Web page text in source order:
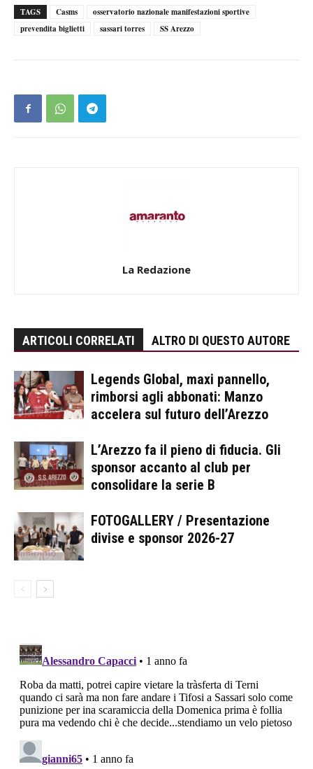
TAGS Casms
osservatorio nazionale manifestazioni sportive
prevendita biglietti
sassari torres SS Arezzo
La Redazione
ARTICOLI CORRELATI ALTRO DI QUESTO AUTORE
Legends Global, maxi pannello,
rimborsi agli abbonati: Manzo
accelera sul futuro dell’Arezzo
L’Arezzo fa il pieno di fiducia. Gli
sponsor accanto al club per
consolidare la serie B
FOTOGALLERY / Presentazione
divise e sponsor 2026-27